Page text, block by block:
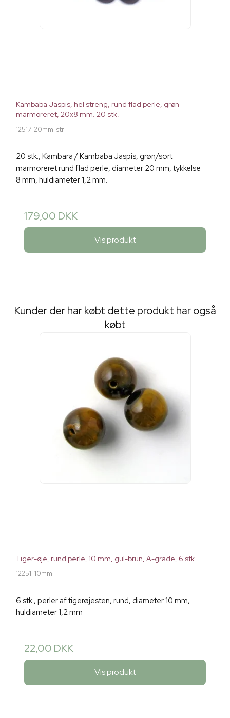
Kambaba Jaspis, hel streng, rund flad perle, grøn
marmoreret, 20x8 mm. 20 stk.
12517-20mm-str
20 stk., Kambara / Kambaba Jaspis, grøn/sort
marmoreret rund flad perle, diameter 20 mm, tykkelse
8 mm, huldiameter 1,2 mm.
179,00 DKK
Vis produkt
Kunder der har købt dette produkt har også
købt
Tiger-øje, rund perle, 10 mm, gul-brun, A-grade, 6 stk.
12251-10mm
6 stk., perler af tigerøjesten, rund, diameter 10 mm,
huldiameter 1,2 mm
22,00 DKK
Vis produkt